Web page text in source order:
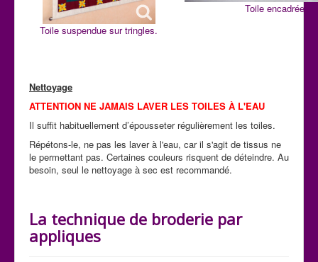
Toile suspendue sur tringles.
Toile encadrée
Nettoyage
ATTENTION NE JAMAIS LAVER LES TOILES À L'EAU
Il suffit habituellement d’épousseter régulièrement les toiles.
Répétons-le, ne pas les laver à l'eau, car il s'agit de tissus ne
le permettant pas. Certaines couleurs risquent de déteindre. Au
besoin, seul le nettoyage à sec est recommandé.
La technique de broderie par
appliques